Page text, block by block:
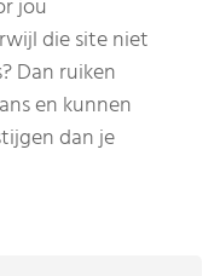
jou
die site niet
Dan ruiken
en kunnen
dan je